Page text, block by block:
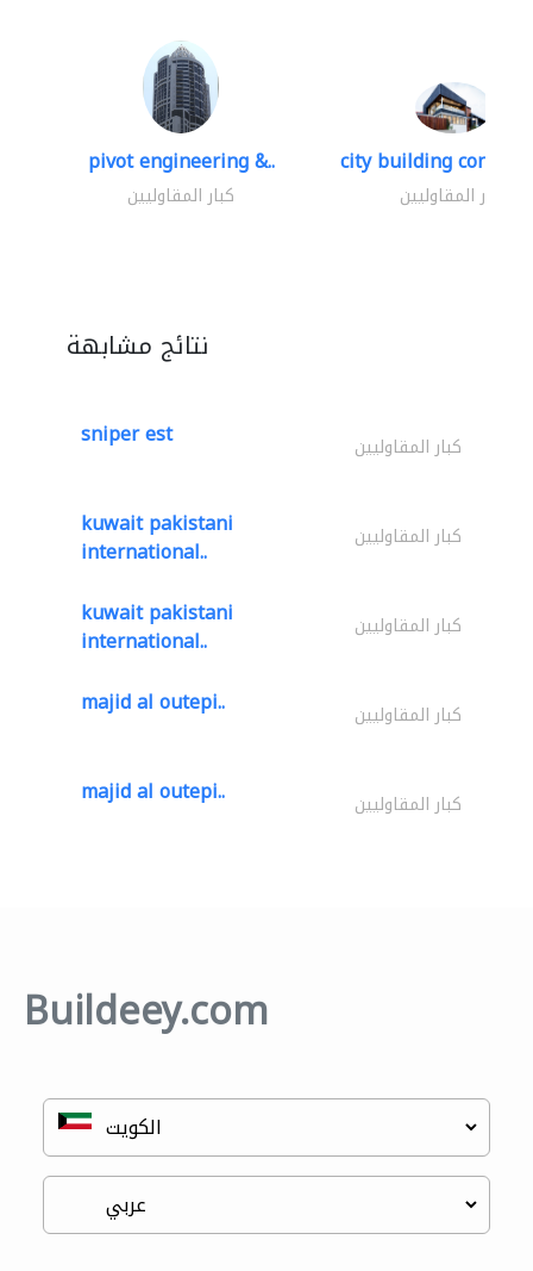
pivot engineering &..
كبار المقاوليين
city building
كبار المقاوليين
نتائج مشابهة
sniper est كبار المقاوليين
kuwait pakistani
international.. كبار المقاوليين
kuwait pakistani
international.. كبار المقاوليين
majid al outepi.. كبار المقاوليين
majid al outepi.. كبار المقاوليين
Buildeey.com